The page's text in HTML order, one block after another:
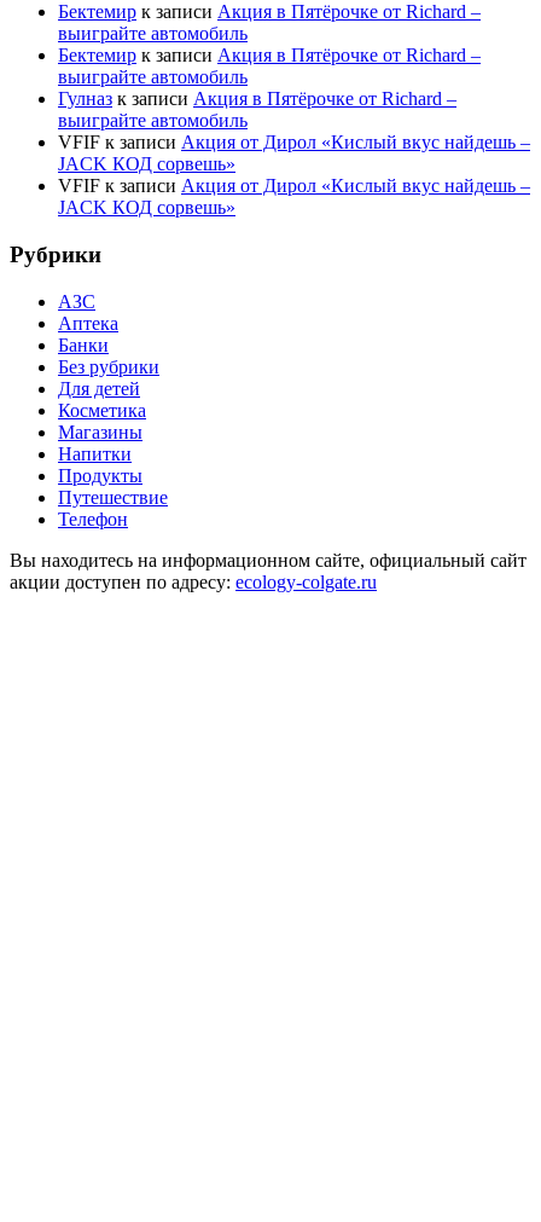
Бектемир к записи Акция в Пятёрочке от Richard –
выиграйте автомобиль
Бектемир к записи Акция в Пятёрочке от Richard –
выиграйте автомобиль
Гулназ к записи Акция в Пятёрочке от Richard –
выиграйте автомобиль
VFIF к записи Акция от Дирол «Кислый вкус найдешь –
JACK КОД сорвешь»
VFIF к записи Акция от Дирол «Кислый вкус найдешь –
JACK КОД сорвешь»
Рубрики
АЗС
Аптека
Банки
Без рубрики
Для детей
Косметика
Магазины
Напитки
Продукты
Путешествие
Телефон
Вы находитесь на информационном сайте, официальный сайт
акции доступен по адресу: ecology-colgate.ru